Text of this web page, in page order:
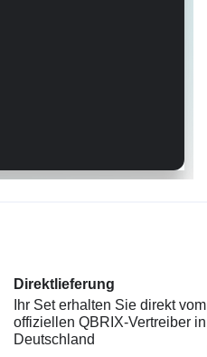
Direktlieferung
Ihr Set erhalten Sie direkt vom
offiziellen QBRIX-Vertreiber in
Deutschland